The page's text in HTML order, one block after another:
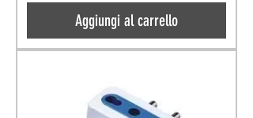
Aggiungi al carrello